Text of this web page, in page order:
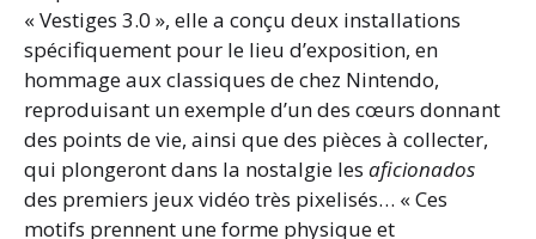
« Vestiges 3.0 », elle a conçu deux installations
spécifiquement pour le lieu d’exposition, en
hommage aux classiques de chez Nintendo,
reproduisant un exemple d’un des cœurs donnant
des points de vie, ainsi que des pièces à collecter,
qui plongeront dans la nostalgie les aficionados
des premiers jeux vidéo très pixelisés… « Ces
motifs prennent une forme physique et